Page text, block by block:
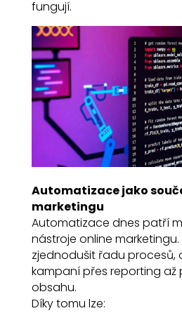
fungují.
Automatizace jako
marketingu
Automatizace dnes patří
nástroje online
zjednodušit řadu procesů,
kampaní přes reporting až
obsahu.
Díky tomu lze: